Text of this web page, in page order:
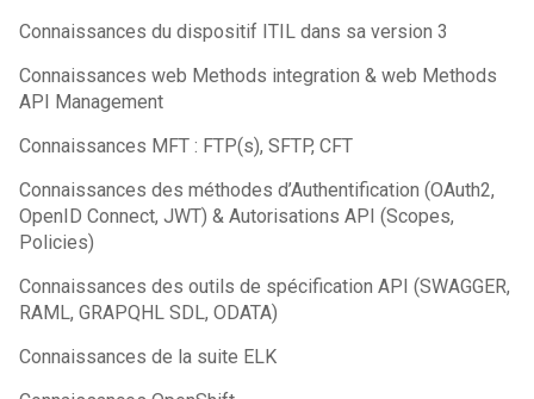
Connaissances du dispositif ITIL dans sa version 3
Connaissances web Methods integration & web Methods
API Management
Connaissances MFT : FTP(s), SFTP, CFT
Connaissances des méthodes d’Authentification (OAuth2,
OpenID Connect, JWT) & Autorisations API (Scopes,
Policies)
Connaissances des outils de spécification API (SWAGGER,
RAML, GRAPQHL SDL, ODATA)
Connaissances de la suite ELK